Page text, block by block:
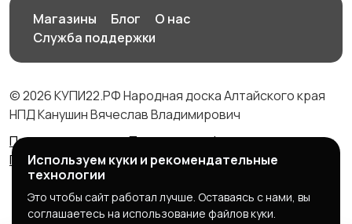
Магазины Блог
О нас
Служба поддержки
© 2026 КУПИ22.РФ Народная доска Алтайского края
НПД Канушин Вячеслав Владимирович
Правила сервиса
Политика конфиденциальности
Политика использования cookie
Используем куки и рекомендательные
технологии
Это чтобы сайт работал лучше. Оставаясь с нами, вы
соглашаетесь на использование файлов куки.